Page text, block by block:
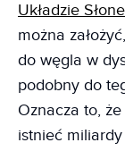
Układzie
można
do węgla w
podobny do
Oznacza to,
istnieć